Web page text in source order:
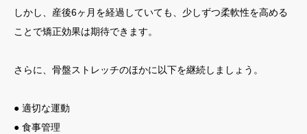
しかし、産後6ヶ月を経過していても、少しずつ柔軟性を高める
ことで矯正効果は期待できます。
さらに、骨盤ストレッチのほかに以下を継続しましょう。
● 適切な運動
● 食事管理